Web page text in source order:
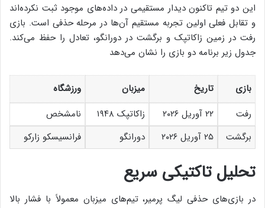
این دو تیم تاکنون دیدار مستقیمی در داده‌های موجود ثبت نکرده‌اند
و تقابل فعلی اولین تجربه مستقیم آن‌ها در مرحله حذفی است. بازی
رفت در زمین زاکاتپک و برگشت در دورانگو، تعادل را حفظ می‌کند.
جدول زیر برنامه دو بازی را نشان می‌دهد
بازی تاریخ میزبان
ورزشگاه
رفت
۲۲ آوریل ۲۰۲۶ زاکاتپک ۱۹۴۸
نامشخص
برگشت
۲۵ آوریل ۲۰۲۶ دورانگو فرانسیسکو زارکو
تحلیل تاکتیکی سریع
در بازی‌های حذفی لیگ پرمیر، تیم‌های میزبان معمولاً با فشار بالا